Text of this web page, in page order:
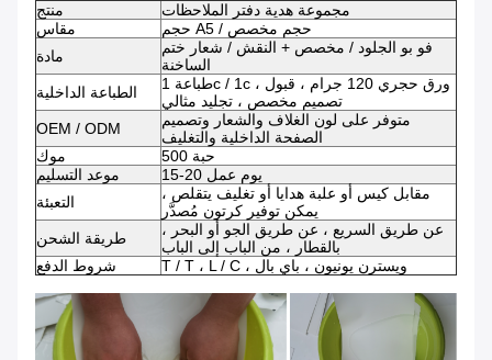
منتج
مجموعة هدية دفتر الملاحظات
مقاس
حجم A5 / حجم مخصص
مادة
فو بو الجلود / مخصص + النقش / شعار ختم
الساخنة
الطباعة الداخلية
طباعة 1c / 1c ، ورق حجري 120 جرام ، قبول
تصميم مخصص ، تجليد مثالي
OEM / ODM
متوفر على لون الغلاف والشعار وتصميم
الصفحة الداخلية والتغليف
موك
500 حبة
موعد التسليم
15-20 يوم عمل
التعبئة
مقابل كيس أو علبة هدايا أو تغليف يتقلص ،
يمكن توفير كرتون مُصدَّر
طريقة الشحن
عن طريق السريع ، عن طريق الجو أو البحر ،
بالقطار ، من الباب إلى الباب
شروط الدفع
T / T ، L / C ، ويسترن يونيون ، باي بال